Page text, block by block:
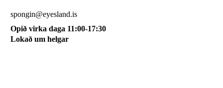
spongin@eyesland.is
Opið virka daga 11:00-17:30
Lokað um helgar